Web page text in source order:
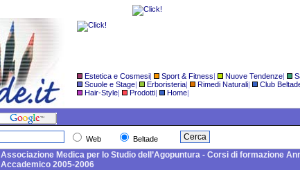
Estetica e Cosmesi| Sport & Fitness| Nuove Tendenze|
Scuole e Stage| Erboristeria| Rimedi Naturali| Club
Hair-Style| Prodotti| Home|
Web Beltade
Associazione Medica per lo Studio dell’Agopuntura - Corsi di formazione
Accademico 2005-2006